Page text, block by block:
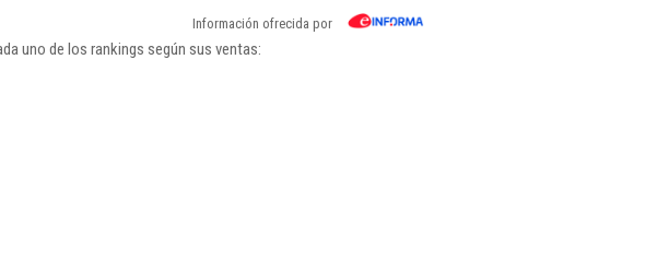
Información ofrecida por
uno de los rankings según sus ventas: